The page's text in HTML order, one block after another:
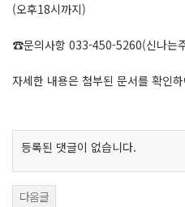
(오후18시까지)
☎문의사항 033-450-5260(신나는
자세한 내용은 첨부된 문서를 확인
등록된 댓글이 없습니다.
다음글